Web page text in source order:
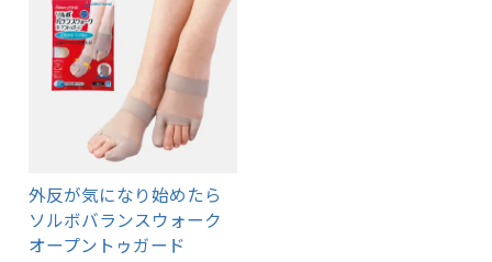
外反が気になり始めたら
ソルボバランスウォーク
オープントゥガード